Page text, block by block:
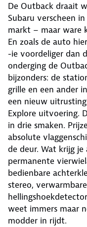
De Outback draait
Subaru verscheen
markt – maar ware
En zoals de auto
-ie voordeliger dan
onderging de
bijzonders: de
grille en een ander
een nieuw
Explore uitvoering.
in drie smaken.
absolute
de deur. Wat krijg
permanente
bedienbare
stereo,
weet immers maar
modder in rijdt.